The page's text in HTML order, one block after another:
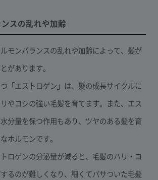
スの乱れや加齢
モンバランスの乱れや加齢によって、髪が
があります。
「エストロゲン」は、髪の成長サイクルに
やコシの強い毛髪を育てます。また、エス
水分量を保つ作用もあり、ツヤのある髪を育
ホルモンです。
ロゲンの分泌量が減ると、毛髪のハリ・コ
るのが難しくなり、細くてパサついた毛髪